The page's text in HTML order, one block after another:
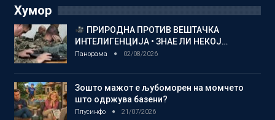
Хумор
ПРИРОДНА ПРОТИВ ВЕШТАЧКА
ИНТЕЛИГЕНЦИЈА • ЗНАЕ ЛИ НЕКОЈ…
Панорама 02/08/2026
Зошто мажот е љубоморен на момчето
што одржува базени?
Плусинфо 21/07/2026